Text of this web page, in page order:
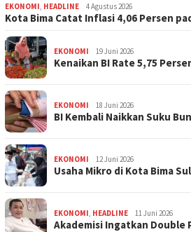
EKONOMI, HEADLINE 4 Agustus 2026
Kota Bima Catat Inflasi 4,06 Persen
EKONOMI 19 Juni 2026
Kenaikan BI Rate 5,75
EKONOMI 18 Juni 2026
BI Kembali Naikkan Suku
EKONOMI 12 Juni 2026
Usaha Mikro di Kota Bima
EKONOMI, HEADLINE 11 Juni 2026
Akademisi Ingatkan Double